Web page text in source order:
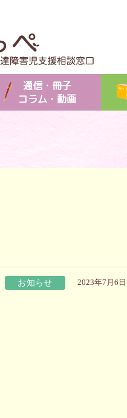
通信・冊子
コラム・動画
お知らせ 2023年7月6日